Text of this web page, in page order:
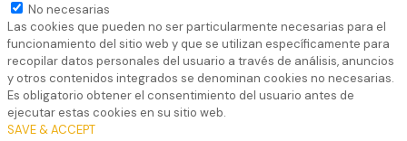
No necesarias
Las cookies que pueden no ser particularmente necesarias para el
funcionamiento del sitio web y que se utilizan específicamente para
recopilar datos personales del usuario a través de análisis, anuncios
y otros contenidos integrados se denominan cookies no necesarias.
Es obligatorio obtener el consentimiento del usuario antes de
ejecutar estas cookies en su sitio web.
SAVE & ACCEPT